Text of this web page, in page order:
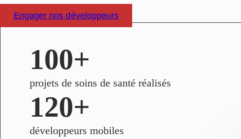
Engager nos développeurs
100+
projets de soins de santé réalisés
120+
développeurs mobiles